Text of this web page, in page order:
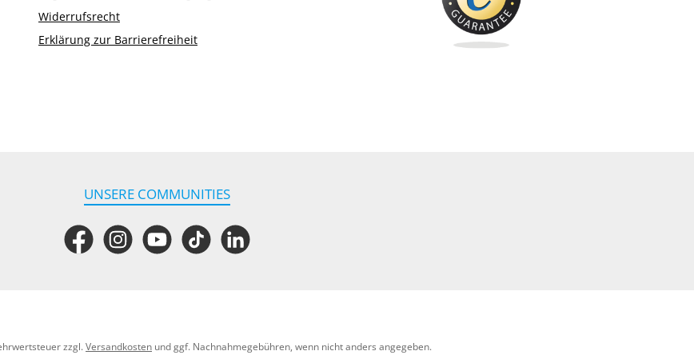
Widerrufsrecht
Erklärung zur Barrierefreiheit
UNSERE COMMUNITIES
FacebookInstagramYouTubeTikTok LinkedIn
zzgl.Versandkosten und ggf. Nachnahmegebühren, wenn nicht anders angegeben.